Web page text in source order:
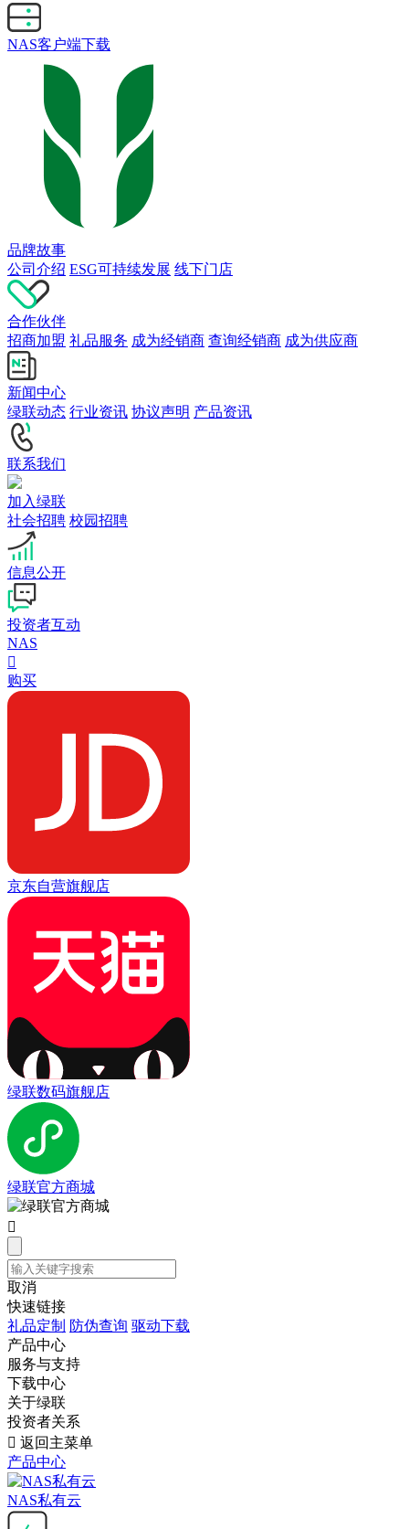
NAS客户端下载
品牌故事
公司介绍 ESG可持续发展 线下门店
合作伙伴
招商加盟 礼品服务 成为经销商 查询经销商 成为供应商
新闻中心
绿联动态 行业资讯 协议声明 产品资讯
联系我们
加入绿联
社会招聘 校园招聘
信息公开
投资者互动
NAS

购买
京东自营旗舰店
绿联数码旗舰店
绿联官方商城

取消
快速链接
礼品定制 防伪查询 驱动下载
产品中心
服务与支持
下载中心
关于绿联
投资者关系
 返回主菜单
产品中心
NAS私有云